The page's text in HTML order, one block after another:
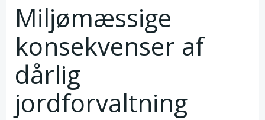
Miljømæssige
konsekvenser af
dårlig
jordforvaltning